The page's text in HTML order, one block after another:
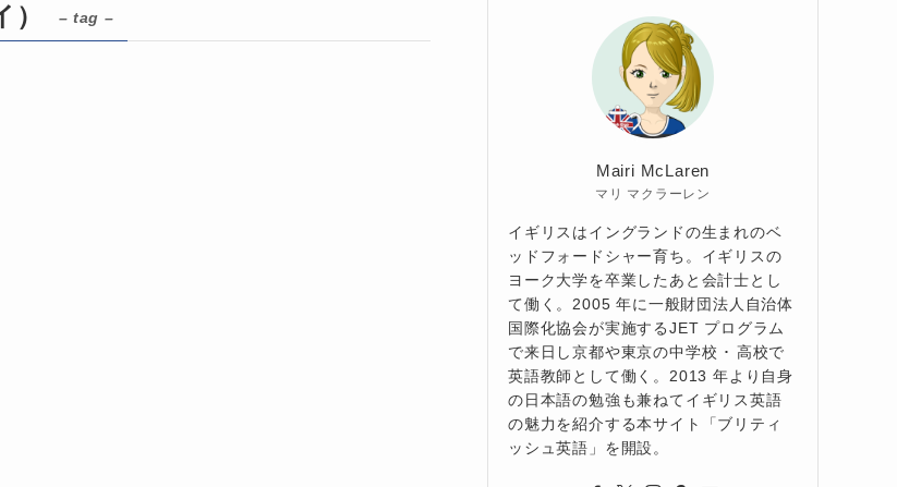
– tag –
Mairi McLaren
マリ マクラーレン
イギリスはイングランドの生まれのベ
ッドフォードシャー育ち。イギリスの
ヨーク大学を卒業したあと会計士とし
て働く。2005 年に一般財団法人自治体
国際化協会が実施するJET プログラム
で来日し京都や東京の中学校 ･ 高校で
英語教師として働く。2013 年より自身
の日本語の勉強も兼ねてイギリス英語
の魅力を紹介する本サイト「ブリティ
ッシュ英語」を開設。